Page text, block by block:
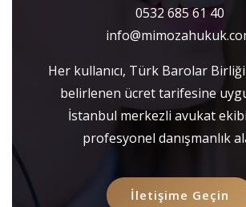
0532 685 61 40
Her kullanıcı, Türk Barolar
belirlenen ücret tarifesine
İstanbul merkezli avukat
profesyonel danışmanlık
İletişime Geçin